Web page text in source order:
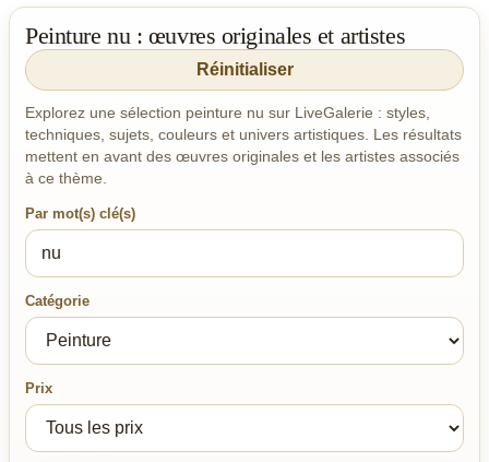
Peinture nu : œuvres originales et artistes
Réinitialiser
Explorez une sélection peinture nu sur LiveGalerie : styles,
techniques, sujets, couleurs et univers artistiques. Les résultats
mettent en avant des œuvres originales et les artistes associés
à ce thème.
Par mot(s) clé(s)
Catégorie
Prix